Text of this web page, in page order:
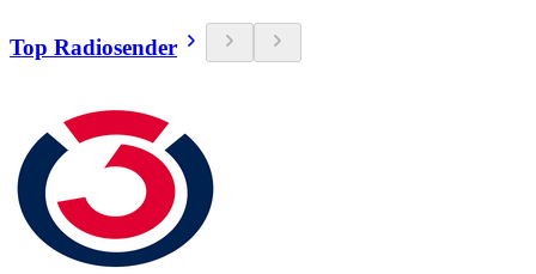
Top Radiosender